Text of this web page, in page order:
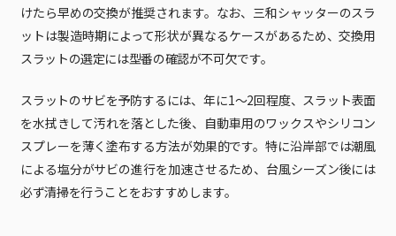
けたら早めの交換が推奨されます。なお、三和シャッターのスラ
ットは製造時期によって形状が異なるケースがあるため、交換用
スラットの選定には型番の確認が不可欠です。
スラットのサビを予防するには、年に1〜2回程度、スラット表面
を水拭きして汚れを落とした後、自動車用のワックスやシリコン
スプレーを薄く塗布する方法が効果的です。特に沿岸部では潮風
による塩分がサビの進行を加速させるため、台風シーズン後には
必ず清掃を行うことをおすすめします。